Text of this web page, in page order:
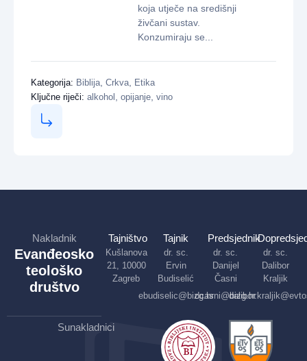
koja utječe na središnji
živčani sustav.
Konzumiraju se...
Kategorija: Biblija Crkva
Etika
Ključne riječi: alkohol opijanje vino
Nakladnik
Evanđeosko
teološko
društvo
Tajništvo
Kušlanova
21, 10000
Zagreb
Tajnik
dr. sc.
Ervin
Budiselić
ebudiselic@bizg.hr
Predsjednik
dr. sc.
Danijel
Časni
dcasni@bizg.hr
dr. sc.
Dalibor
Kraljik
Sunakladnici